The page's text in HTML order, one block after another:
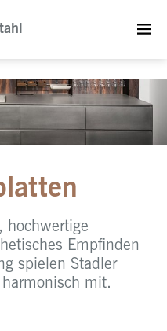
hochwertige
Empfinden
spielen Stadler
mit.